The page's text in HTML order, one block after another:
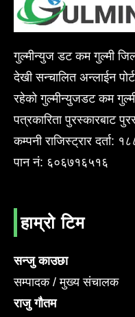
गुल्मीन्युज डट कम गुल्मी
देखी सन्चालित अन्लाईन
रहेको गुल्मीन्युजडट कम
पत्रकारिता पुरस्कारबाट
कम्पनी राजिस्ट्रार दर्ता:
पान नं: ६०६७१६५१६
हाम्रो टिम
सन्जु काउछा
सम्पादक / मुख्य संचालक
राजु गौतम